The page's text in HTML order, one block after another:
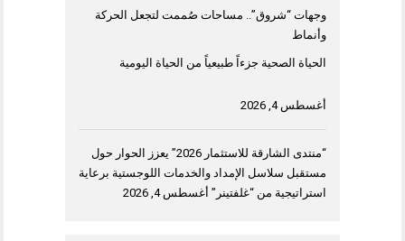
وجهات “شروق”.. مساحات صُممت لتجعل الحركة
وأنماط
الحياة الصحية جزءاً طبيعياً من الحياة اليومية
أغسطس 4, 2026
“منتدى الشارقة للاستثمار 2026” يعزز الحوار حول
مستقبل سلاسل الإمداد والخدمات اللوجستية برعاية
استراتيجية من “غلفتينر” أغسطس 4, 2026